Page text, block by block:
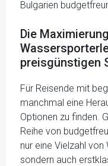
Bulgarien
Die
preisgünstigen
Für Reisende mit
manchmal eine
Optionen zu finden.
Reihe von
nur eine Vielzahl
sondern auch